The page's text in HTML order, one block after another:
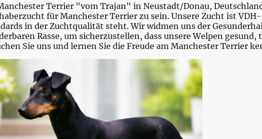
Terrier "vom Trajan" in Neustadt/Donau,
für Manchester Terrier zu sein. Unsere Zucht ist
in der Zuchtqualität steht. Wir widmen uns der
Rasse, um sicherzustellen, dass unsere Welpen
Sie uns und lernen Sie die Freude am Manchester Terrier